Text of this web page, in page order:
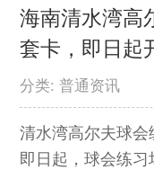
海南清水湾高
套卡，即日起
分类: 普通资讯
清水湾高尔夫球
即日起，球会练